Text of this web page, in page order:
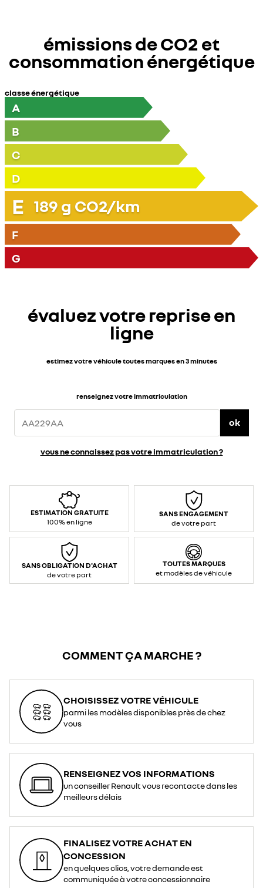
émissions de CO2 et
consommation énergétique
classe énergétique
A
B
C
D
E 189 g CO2/km
F
G
évaluez votre reprise en
ligne
estimez votre véhicule toutes marques en 3 minutes
renseignez votre immatriculation
ok
vous ne connaissez pas votre immatriculation ?
ESTIMATION GRATUITE
100% en ligne
SANS ENGAGEMENT
de votre part
SANS OBLIGATION D'ACHAT
de votre part
TOUTES MARQUES
et modèles de véhicule
COMMENT ÇA MARCHE ?
CHOISISSEZ VOTRE VÉHICULE
parmi les modèles disponibles près de chez
vous
RENSEIGNEZ VOS INFORMATIONS
un conseiller Renault vous recontacte dans les
meilleurs délais
FINALISEZ VOTRE ACHAT EN
CONCESSION
en quelques clics, votre demande est
communiquée à votre concessionnaire